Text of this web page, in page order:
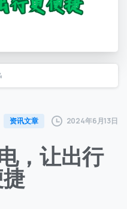
资讯文章 2024年6月13日
，让出行